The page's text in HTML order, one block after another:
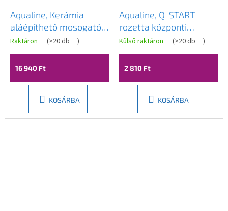
Aqualine, Kerámia
aláépíthető mosogató
52x45cm, fehér, 55227
Raktáron (>20 db )
16 940 Ft
KOSÁRBA
Aqualine, Q-START
rozetta központi
csatlakozáshoz,
műanyag, matt fekete,
QS515B
Külső raktáron (>20 db )
2 810 Ft
KOSÁRBA